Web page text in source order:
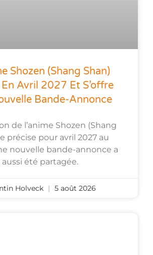
Shozen (Shang Shan)
Avril 2027 Et S’offre
Bande-Annonce
de l’anime Shozen (Shang
précise pour avril 2027 au
nouvelle bande-annonce a
aussi été partagée.
Holveck 5 août 2026